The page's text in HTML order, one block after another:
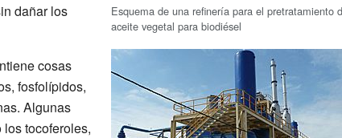
Esquema de una refinería para el pretratamiento
aceite vegetal para biodiésel
dañar los
cosas
fosfolípidos,
Algunas
tocoferoles,